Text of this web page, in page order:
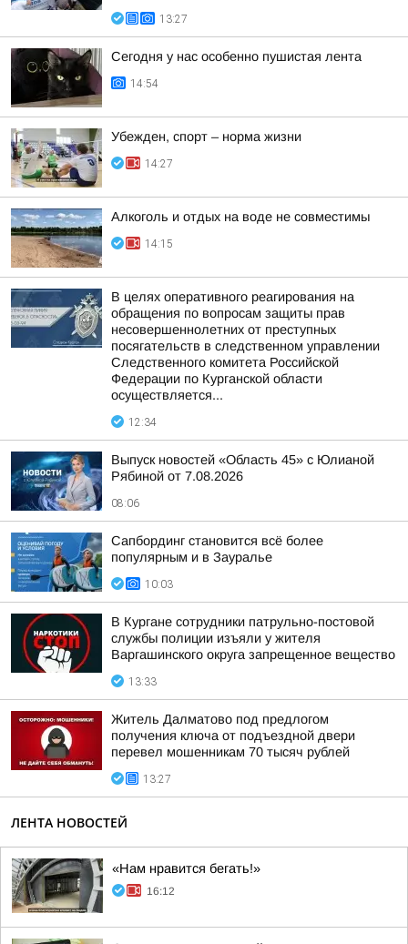
13:27
Сегодня у нас особенно пушистая лента
14:54
Убежден, спорт – норма жизни
14:27
Алкоголь и отдых на воде не совместимы
14:15
В целях оперативного реагирования на
обращения по вопросам защиты прав
несовершеннолетних от преступных
посягательств в следственном управлении
Следственного комитета Российской
Федерации по Курганской области
осуществляется...
12:34
Выпуск новостей «Область 45» с Юлианой
Рябиной от 7.08.2026
08:06
Сапбординг становится всё более
популярным и в Зауралье
10:03
В Кургане сотрудники патрульно-постовой
службы полиции изъяли у жителя
Варгашинского округа запрещенное вещество
13:33
Житель Далматово под предлогом
получения ключа от подъездной двери
перевел мошенникам 70 тысяч рублей
13:27
ЛЕНТА НОВОСТЕЙ
«Нам нравится бегать!»
16:12